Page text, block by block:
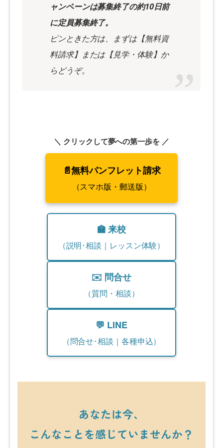
ャンペーンは募集終了の約10日前
に定員募集終了。
ピンときた方は、まずは【無料資
料請求】または【見学・体験】か
らどうぞ。
＼ クリックして夢への第一歩を ／
📄無料パンフレット請求
（スマホ版・郵送版）
🏫 来校
（説明･相談｜レッスン体験）
✉️ 問合せ
（質問・相談）
💬 LINE
（問合せ･相談｜各種申込）
あなたは今、
こんなことを感じていませんか？